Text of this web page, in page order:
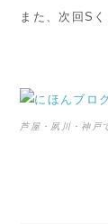
また、次回S
芦屋・夙川・神戸